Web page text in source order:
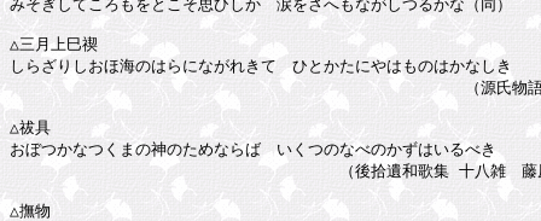
みそぎしてころもをとこそ思ひしか　涙をさへもながしつるかな（同）
△三月上巳禊
しらざりしおほ海のはらにながれきて　ひとかたにやはものはかなしき
（源氏物語 十二須
△祓具
おぼつかなつくまの神のためならば　いくつのなべのかずはいるべき
（後拾遺和歌集 十八雑　藤原顕綱
△撫物